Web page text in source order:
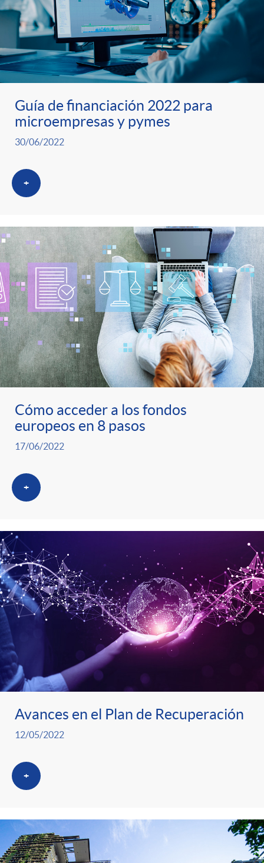
Guía de financiación 2022 para
microempresas y pymes
30/06/2022
+
Cómo acceder a los fondos
europeos en 8 pasos
17/06/2022
+
Avances en el Plan de Recuperación
12/05/2022
+